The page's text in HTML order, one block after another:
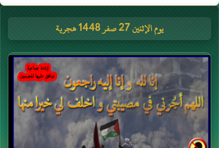
يوم الإثنين 27 صفر 1448 هجرية